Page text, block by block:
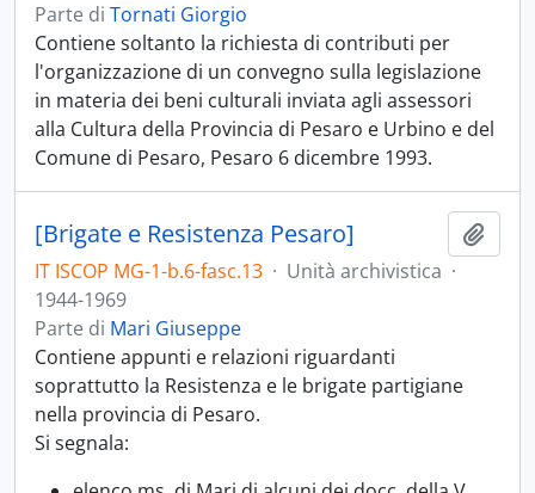
Parte di Tornati Giorgio
Contiene soltanto la richiesta di contributi per
l'organizzazione di un convegno sulla legislazione
in materia dei beni culturali inviata agli assessori
alla Cultura della Provincia di Pesaro e Urbino e del
Comune di Pesaro, Pesaro 6 dicembre 1993.
[Brigate e Resistenza Pesaro]
IT ISCOP MG-1-b.6-fasc.13 · Unità archivistica ·
1944-1969
Parte di Mari Giuseppe
Contiene appunti e relazioni riguardanti
soprattutto la Resistenza e le brigate partigiane
nella provincia di Pesaro.
Si segnala: